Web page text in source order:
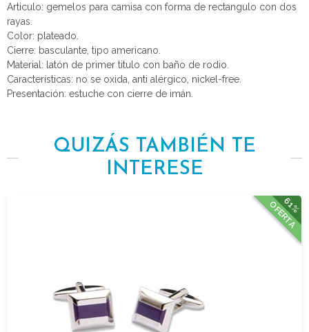
Articulo: gemelos para camisa con forma de rectangulo con dos
rayas.
Color: plateado.
Cierre: basculante, tipo americano.
Material: latón de primer titulo con baño de rodio.
Características: no se oxida, anti alérgico, nickel-free.
Presentación: estuche con cierre de imán.
QUIZÁS TAMBIÉN TE
INTERESE
61%
OFERTA